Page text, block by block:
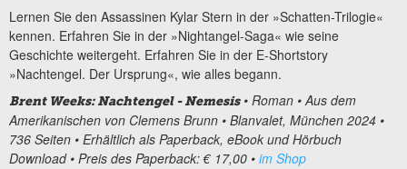
Lernen Sie den Assassinen Kylar Stern in der »Schatten-Trilogie«
kennen. Erfahren Sie in der »Nightangel-Saga« wie seine
Geschichte weitergeht. Erfahren Sie in der E-Shortstory
»Nachtengel. Der Ursprung«, wie alles begann.
Brent Weeks: Nachtengel - Nemesis• Roman • Aus dem
Amerikanischen von Clemens Brunn • Blanvalet, München 2024 •
736 Seiten • Erhältlich als Paperback, eBook und Hörbuch
Download • Preis des Paperback: € 17,00 • im Shop